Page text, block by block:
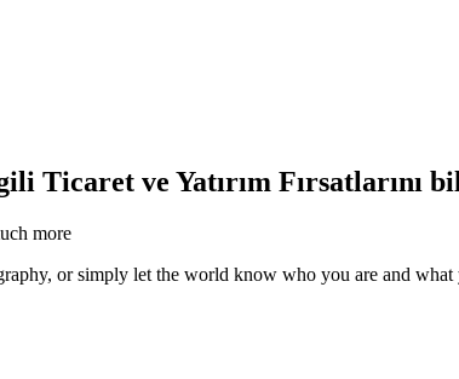
Ticaret ve Yatırım Fırsatlarını
more
or simply let the world know who you are and